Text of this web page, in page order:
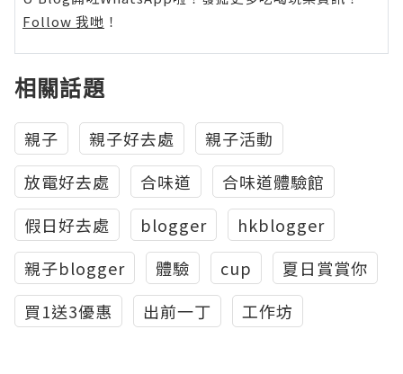
Follow 我哋 ！
相關話題
親子 親子好去處
親子活動
放電好去處
合味道
合味道體驗館
假日好去處
blogger
hkblogger
親子blogger
體驗 cup
夏日賞賞你
買1送3優惠
出前一丁 工作坊